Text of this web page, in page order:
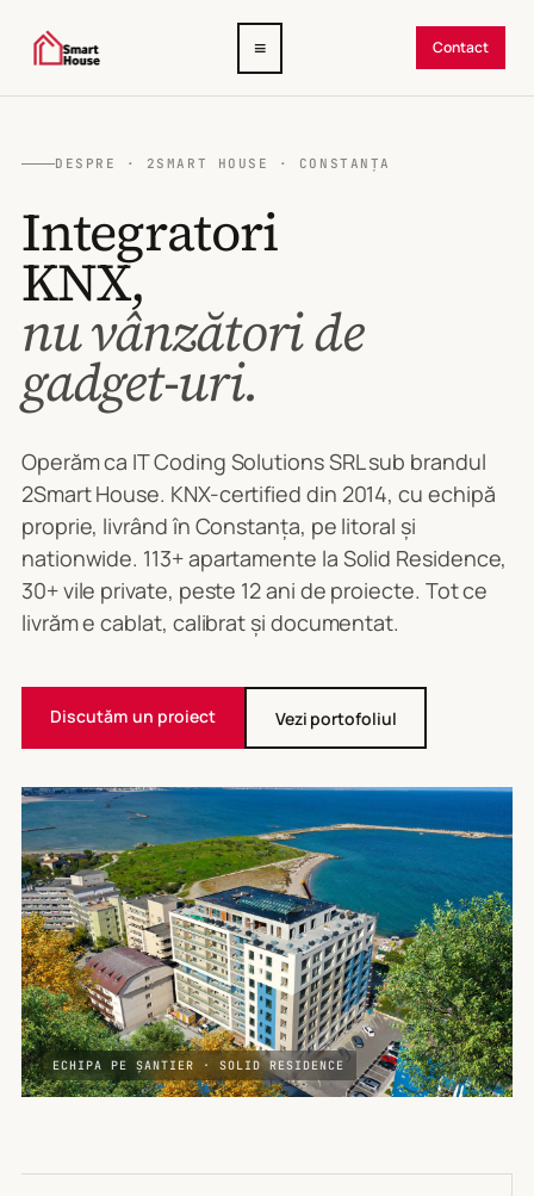
Deschide
meniul
≡ Contact
DESPRE · 2SMART HOUSE · CONSTANȚA
Integratori
KNX,
nu vânzători de
gadget-uri.
Operăm ca IT Coding Solutions SRL sub brandul
2Smart House. KNX-certified din 2014, cu echipă
proprie, livrând în Constanța, pe litoral și
nationwide. 113+ apartamente la Solid Residence,
30+ vile private, peste 12 ani de proiecte. Tot ce
livrăm e cablat, calibrat și documentat.
Discutăm un proiect Vezi portofoliul
ECHIPA PE ȘANTIER · SOLID RESIDENCE